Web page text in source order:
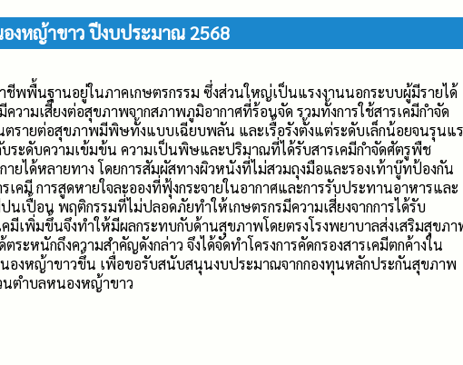
องหญ้าขาว ปีงบประมาณ 2568
ชีพพื้นฐานอยู่ในภาคเกษตรกรรม ซึ่งส่วนใหญ่เป็นแรงงานนอกระบบผู้มีรายได้
วามเสี่ยงต่อสุขภาพจากสภาพภูมิอากาศที่ร้อนจัด รวมทั้งการใช้สารเคมีกำจัด
รายต่อสุขภาพมีพิษทั้งแบบเฉียบพลัน และเรื้อรังตั้งแต่ระดับเล็กน้อยจนรุนแ
ระดับความเข้มข้น ความเป็นพิษและปริมาณที่ได้รับสารเคมีกำจัดศัตรูพืช
ายได้หลายทาง โดยการสัมผัสทางผิวหนังที่ไม่สวมถุงมือและรองเท้าบู๊ทป้องกัน
เคมี การสูดหายใจละอองที่ฟุ้งกระจายในอากาศและการรับประทานอาหารและ
นเปื้อน พฤติกรรมที่ไม่ปลอดภัยทำให้เกษตรกรมีความเสี่ยงจากการได้รับ
คมีเพิ่มขึ้นจึงทำให้มีผลกระทบกับด้านสุขภาพโดยตรงโรงพยาบาลส่งเสริมสุขภ
ระหนักถึงความสำคัญดังกล่าว จึงได้จัดทำโครงการคัดกรองสารเคมีตกค้างใน
องหญ้าขาวขึ้น เพื่อขอรับสนับสนุนงบประมาณจากกองทุนหลักประกันสุขภาพ
นตำบลหนองหญ้าขาว